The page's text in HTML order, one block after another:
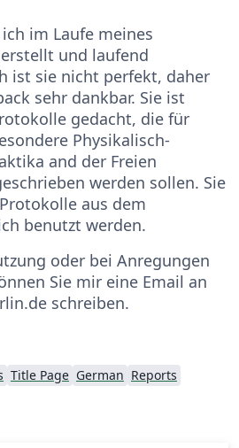
im Laufe meines
und laufend
ist sie nicht perfekt, daher
sehr dankbar. Sie ist
gedacht, die für
Physikalisch-
and der Freien
werden sollen. Sie
aus dem
benutzt werden.
oder bei Anregungen
Sie mir eine Email an
schreiben.
Title Page German Reports